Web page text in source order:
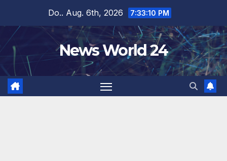
springen
Do.. Aug. 6th, 2026 7:33:11 PM
News World 24